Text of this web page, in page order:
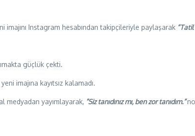
imajını Instagram hesabından takipçileriyle paylaşarak
güçlük çekti.
imajına kayıtsız kalamadı.
medyadan yayımlayarak, ”Siz tanıdınız mı, ben zor tanıdım.”